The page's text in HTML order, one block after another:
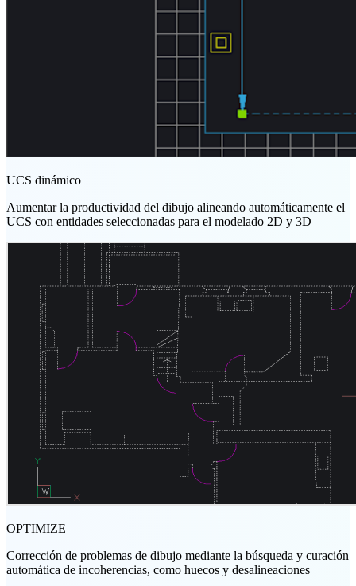
UCS dinámico
Aumentar la productividad del dibujo alineando automáticamente el
UCS con entidades seleccionadas para el modelado 2D y 3D
OPTIMIZE
Corrección de problemas de dibujo mediante la búsqueda y curación
automática de incoherencias, como huecos y desalineaciones